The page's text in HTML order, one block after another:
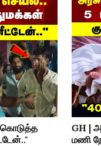
GH |
மணி